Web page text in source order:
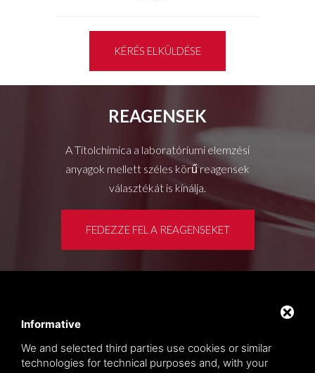
KÉRÉS ELKÜLDÉSE
REAGENSEK
A Titolchimica a laboratóriumi elemzési
anyagok mellett széles körű reagensek
választékát is kínálja.
FEDEZZE FEL A REAGENSEKET
Informative
We and selected third parties use cookies or similar
technologies for technical purposes and, with your
Privacy policy